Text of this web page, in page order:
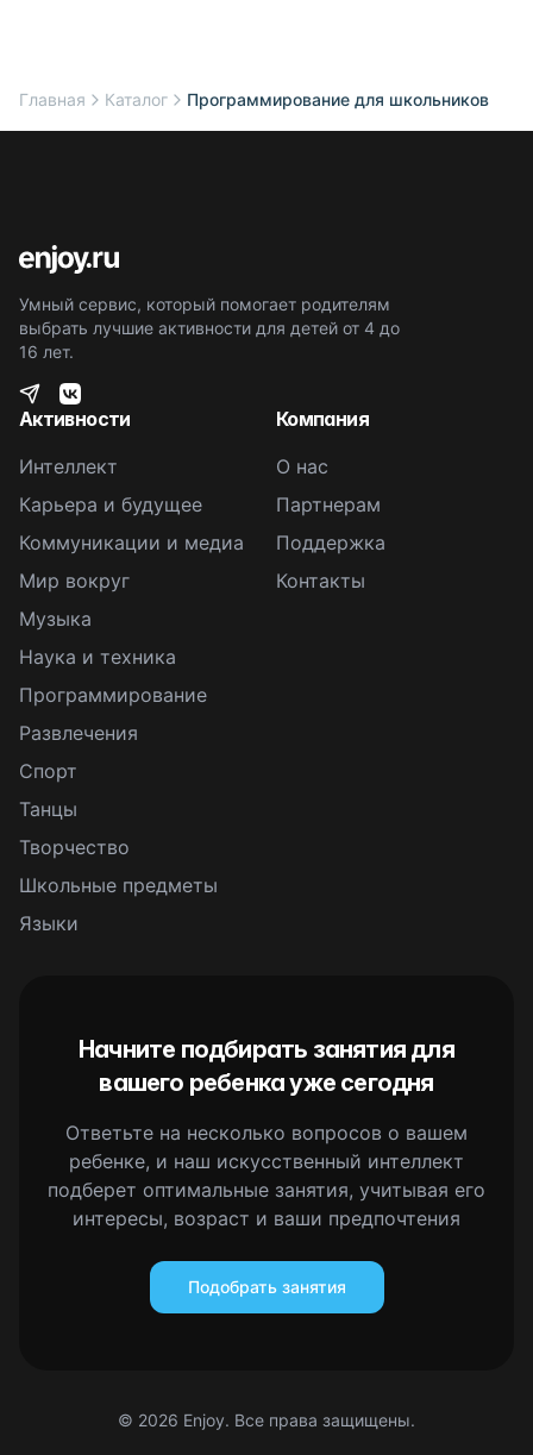
Главная Каталог Программирование для школьников
Умный сервис, который помогает родителям
выбрать лучшие активности для детей от 4 до
16 лет.
Активности
Интеллект
Карьера и будущее
Коммуникации и медиа
Мир вокруг
Музыка
Наука и техника
Программирование
Развлечения
Спорт
Танцы
Творчество
Школьные предметы
Языки
Компания
О нас
Партнерам
Поддержка
Контакты
Начните подбирать занятия для
вашего ребенка уже сегодня
Ответьте на несколько вопросов о вашем
ребенке, и наш искусственный интеллект
подберет оптимальные занятия, учитывая его
интересы, возраст и ваши предпочтения
Подобрать занятия
© 2026 Enjoy. Все права защищены.